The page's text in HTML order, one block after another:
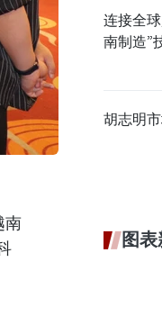
南
连接全
南制造”
胡志明
图表